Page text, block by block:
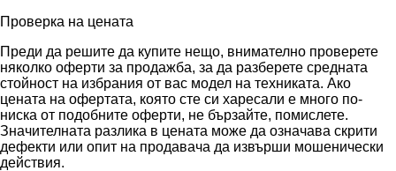
Проверка на цената
Преди да решите да купите нещо, внимателно проверете
няколко оферти за продажба, за да разберете средната
стойност на избрания от вас модел на техниката. Ако
цената на офертата, която сте си харесали е много по-
ниска от подобните оферти, не бързайте, помислете.
Значителната разлика в цената може да означава скрити
дефекти или опит на продавача да извърши мошенически
действия.